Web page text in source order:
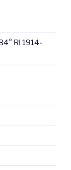
RI 1914-